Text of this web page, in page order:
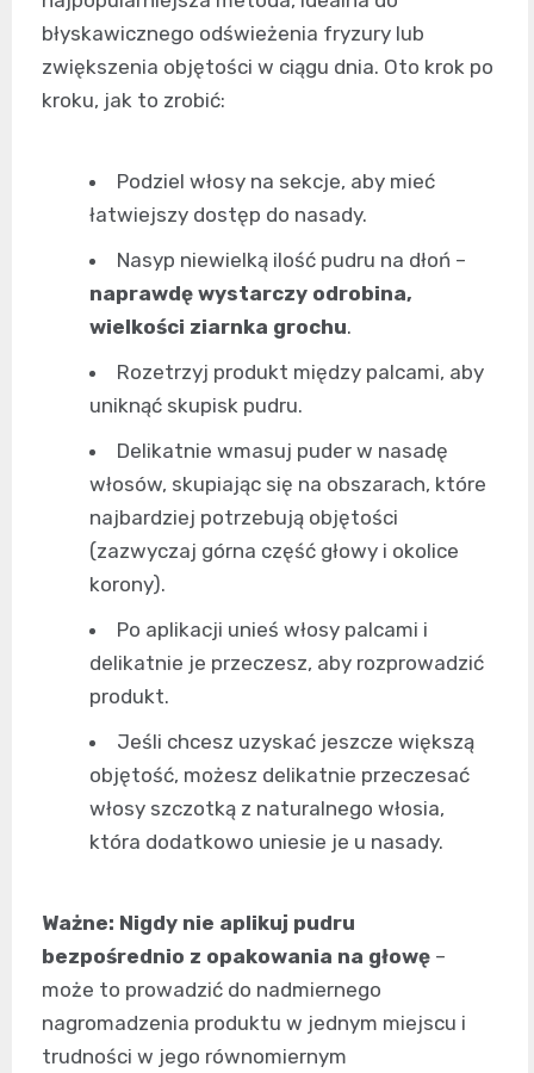
błyskawicznego odświeżenia fryzury lub
zwiększenia objętości w ciągu dnia. Oto krok po
kroku, jak to zrobić:
Podziel włosy na sekcje, aby mieć
łatwiejszy dostęp do nasady.
Nasyp niewielką ilość pudru na dłoń –
naprawdę wystarczy odrobina,
wielkości ziarnka grochu.
Rozetrzyj produkt między palcami, aby
uniknąć skupisk pudru.
Delikatnie wmasuj puder w nasadę
włosów, skupiając się na obszarach, które
najbardziej potrzebują objętości
(zazwyczaj górna część głowy i okolice
korony).
Po aplikacji unieś włosy palcami i
delikatnie je przeczesz, aby rozprowadzić
produkt.
Jeśli chcesz uzyskać jeszcze większą
objętość, możesz delikatnie przeczesać
włosy szczotką z naturalnego włosia,
która dodatkowo uniesie je u nasady.
Ważne: Nigdy nie aplikuj pudru
bezpośrednio z opakowania na głowę –
może to prowadzić do nadmiernego
nagromadzenia produktu w jednym miejscu i
trudności w jego równomiernym